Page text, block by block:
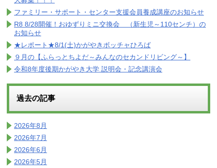
ファミリー・サポート・センター支援会員養成講座のお知らせ
R8 8/28開催！おゆずりミニ交換会 （新生児～110センチ）の
お知らせ
★レポート★8/1(土)かがやきボッチャひろば
９月の【ふらっとちよだ～みんなのセカンドリビング～】
令和8年度後期かがやき大学 説明会・記念講演会
過去の記事
2026年8月
2026年7月
2026年6月
2026年5月